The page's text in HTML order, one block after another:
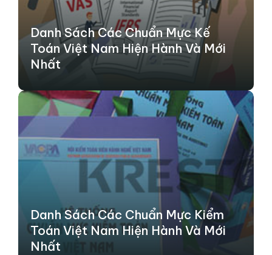
Danh Sách Các Chuẩn Mực Kế
Toán Việt Nam Hiện Hành Và Mới
Nhất
Danh Sách Các Chuẩn Mực Kiểm
Toán Việt Nam Hiện Hành Và Mới
Nhất